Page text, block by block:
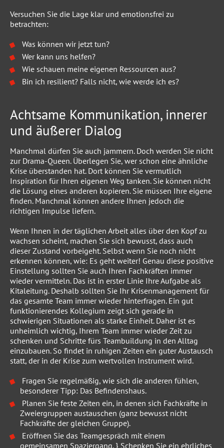
Versuchen Sie die Lage klar und emotionsfrei zu
betrachten:
Was können wir jetzt tun?
Wer kann uns helfen?
Wie schauen meine eigenen Ressourcen aus?
Bin ich resilient? Falls nicht, wie werde ich es?
Achtsame Kommunikation, innerer
und äußerer Dialog
Manchmal dürfen Sie auch jammern. Doch werden Sie nicht
zur Drama-Queen. Überlegen Sie, wer schon eine ähnliche
Krise überstanden hat. Dort können Sie vermutlich
Inspiration für Ihren eigenen Weg tanken. Sie können nicht
die Lösung eines anderen kopieren. Sie müssen Ihre eigene
finden. Manchmal können andere Ihnen jedoch die
richtigen Impulse liefern.
Wenn Ihnen in der täglichen Arbeit alles über den Kopf zu
wachsen scheint, machen Sie sich bewusst, dass auch
dieser Zustand vorbeigeht. Selbst wenn Sie noch nicht
erkennen können, wie: Es geht weiter! Genau diese positive
Einstellung sollten Sie auch Ihren Fachkräften immer
wieder vermitteln. Das ist in erster Linie Ihre Aufgabe als
Kitaleitung. Deshalb sollten Sie Ihr Krisenmanagement für
das gesamte Team immer wieder hinterfragen. Ein gut
funktionierendes Kollegium zeigt sich gerade in
schwierigen Situationen als starke Einheit. Daher ist es
unheimlich wichtig, Ihrem Team immer wieder Zeit zu
schenken und Schritte fürs Teambuildung in den Alltag
einzubauen. So findet in ruhigen Zeiten ein guter Austausch
statt, der in der Krise zum wertvollen Instrument wird.
Fragen Sie regelmäßig, wie sich die anderen fühlen,
besonderer Tipp: Das Befindenshaus.
Planen Sie feste Zeiten ein, in denen sich Fachkräfte in
Zweiergruppen austauschen (ganz bewusst nicht
Fachkräfte der gleichen Gruppe).
Eröffnen Sie das Teamgespräch mit einem
gemeinsamen Spaziergang. } Schenken Sie ein ehrliches